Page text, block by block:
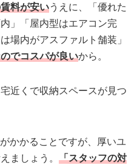
料が安いうえに、「優れた
」「屋内型はエアコン完
場内がアスファルト舗装」
でコスパが良いから。
近くで収納スペースが見つ
がかかることですが、厚いユ
ましょう。 「スタッフの対